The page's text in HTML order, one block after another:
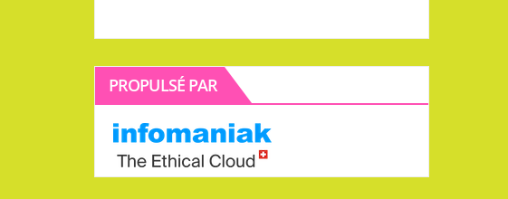
PROPULSÉ PAR